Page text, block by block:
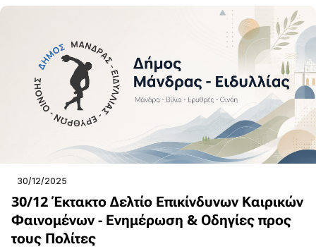
30/12/2025
30/12 Έκτακτο Δελτίο Επικίνδυνων Καιρικών
Φαινομένων - Ενημέρωση & Οδηγίες προς
τους Πολίτες